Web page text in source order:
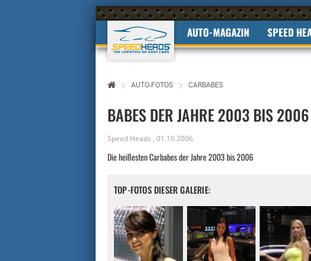
AUTO-MAGAZIN SPEED
AUTO-FOTOS CARBABES
BABES DER JAHRE 2003 BIS 2006
Speed Heads , 01.10.2006
Die heißesten Carbabes der Jahre 2003 bis 2006
TOP-FOTOS DIESER GALERIE: